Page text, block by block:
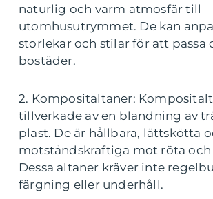
naturlig och varm atmosfär till
utomhusutrymmet. De kan
storlekar och stilar för att passa
bostäder.
2. Kompositaltaner:
tillverkade av en blandning av
plast. De är hållbara, lättskötta
motståndskraftiga mot röta och
Dessa altaner kräver inte
färgning eller underhåll.